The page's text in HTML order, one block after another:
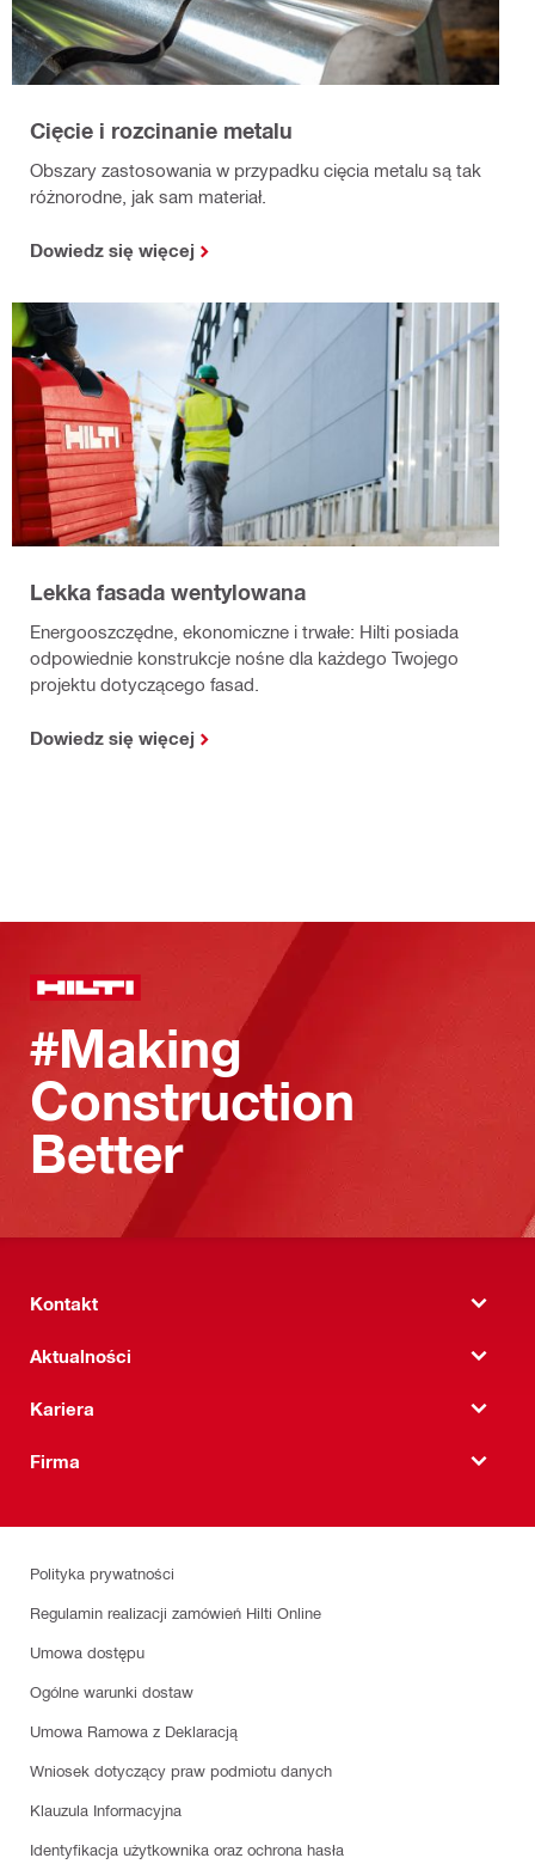
Cięcie i rozcinanie metalu
Obszary zastosowania w przypadku cięcia metalu są tak
różnorodne, jak sam materiał.
Dowiedz się więcej
Lekka fasada wentylowana
Energooszczędne, ekonomiczne i trwałe: Hilti posiada
odpowiednie konstrukcje nośne dla każdego Twojego
projektu dotyczącego fasad.
Dowiedz się więcej
#Making
Construction
Better
Kontakt
Aktualności
Kariera
Firma
Polityka prywatności
Regulamin realizacji zamówień Hilti Online
Umowa dostępu
Ogólne warunki dostaw
Umowa Ramowa z Deklaracją
Wniosek dotyczący praw podmiotu danych
Klauzula Informacyjna
Identyfikacja użytkownika oraz ochrona hasła